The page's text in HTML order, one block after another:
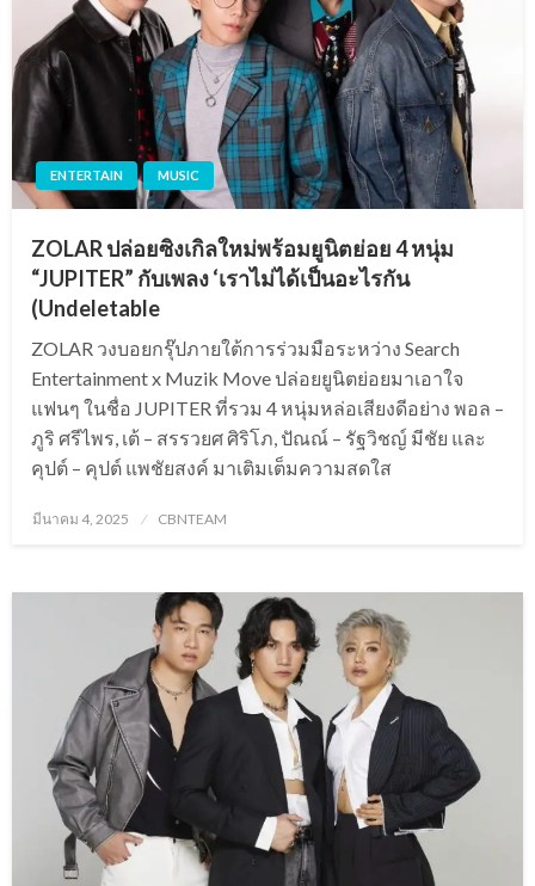
ENTERTAIN MUSIC
ZOLAR ปล่อยซิงเกิลใหม่พร้อมยูนิตย่อย 4 หนุ่ม
“JUPITER” กับเพลง ‘เราไม่ได้เป็นอะไรกัน
(Undeletable
ZOLAR วงบอยกรุ๊ปภายใต้การร่วมมือระหว่าง Search
Entertainment x Muzik Move ปล่อยยูนิตย่อยมาเอาใจ
แฟนๆ ในชื่อ JUPITER ที่รวม 4 หนุ่มหล่อเสียงดีอย่าง พอล –
ภูริ ศรีไพร, เต้ – สรรวยศ ศิริโภ, ปัณณ์ – รัฐวิชญ์ มีชัย และ
คุปต์ – คุปต์ แพชัยสงค์ มาเติมเต็มความสดใส
Posted
มีนาคม 4, 2025 CBNTEAM